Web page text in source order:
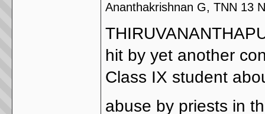
Ananthakrishnan G, TNN 13
hit by yet another
Class IX student
abuse by priests in